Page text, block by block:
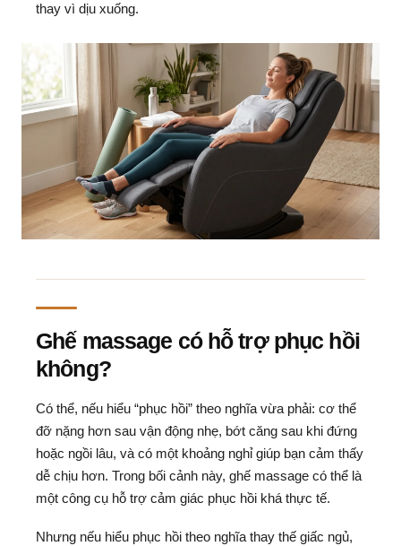
thay vì dịu xuống.
Ghế massage có hỗ trợ phục hồi
không?
Có thể, nếu hiểu “phục hồi” theo nghĩa vừa phải: cơ thể
đỡ nặng hơn sau vận động nhẹ, bớt căng sau khi đứng
hoặc ngồi lâu, và có một khoảng nghỉ giúp bạn cảm thấy
dễ chịu hơn. Trong bối cảnh này, ghế massage có thể là
một công cụ hỗ trợ cảm giác phục hồi khá thực tế.
Nhưng nếu hiểu phục hồi theo nghĩa thay thế giấc ngủ,